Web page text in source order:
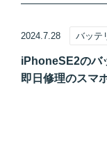
2024.7.28 バッテ
iPhoneSE2のバ
即日修理のスマ